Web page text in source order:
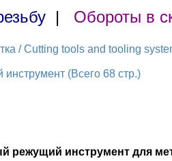
| Обороты в
/ Cutting tools and tooling
(Всего 68 стр.)
режущий инструмент для